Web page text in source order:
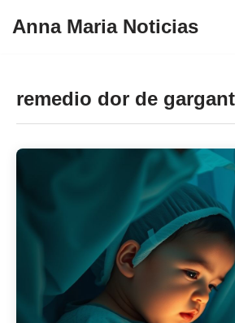
conteúdo
Anna Maria Noticias
remedio dor de